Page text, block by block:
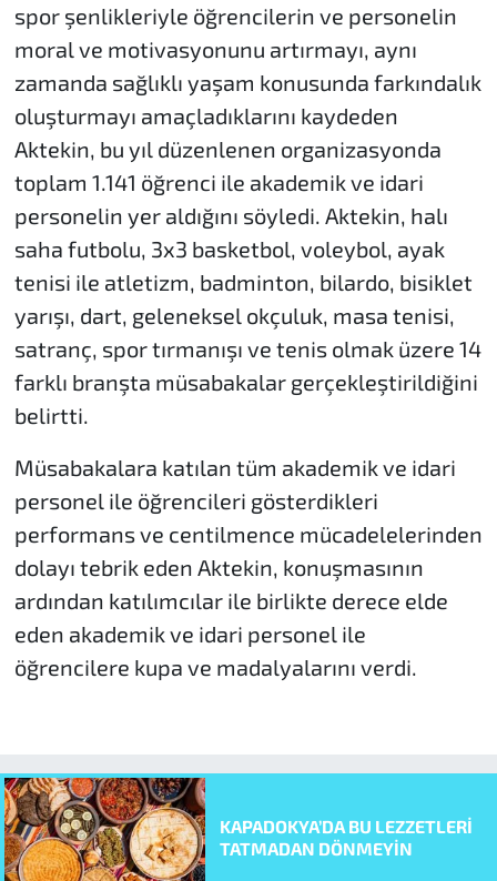
spor şenlikleriyle öğrencilerin ve personelin
moral ve motivasyonunu artırmayı, aynı
zamanda sağlıklı yaşam konusunda farkındalık
oluşturmayı amaçladıklarını kaydeden
Aktekin, bu yıl düzenlenen organizasyonda
toplam 1.141 öğrenci ile akademik ve idari
personelin yer aldığını söyledi. Aktekin, halı
saha futbolu, 3x3 basketbol, voleybol, ayak
tenisi ile atletizm, badminton, bilardo, bisiklet
yarışı, dart, geleneksel okçuluk, masa tenisi,
satranç, spor tırmanışı ve tenis olmak üzere 14
farklı branşta müsabakalar gerçekleştirildiğini
belirtti.
Müsabakalara katılan tüm akademik ve idari
personel ile öğrencileri gösterdikleri
performans ve centilmence mücadelelerinden
dolayı tebrik eden Aktekin, konuşmasının
ardından katılımcılar ile birlikte derece elde
eden akademik ve idari personel ile
öğrencilere kupa ve madalyalarını verdi.
KAPADOKYA’DA BU LEZZETLERİ
TATMADAN DÖNMEYİN